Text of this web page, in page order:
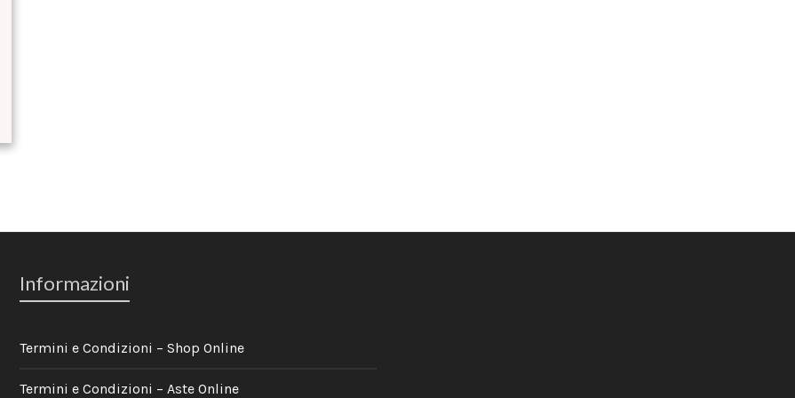
Informazioni
Termini e Condizioni – Shop Online
Termini e Condizioni – Aste Online